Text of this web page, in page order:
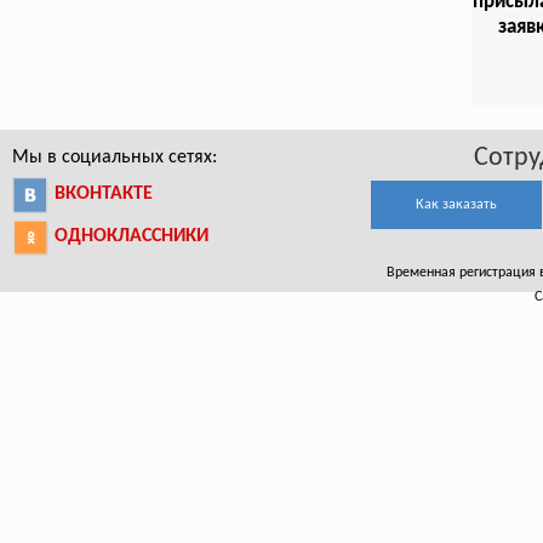
Мы в социальных сетях:
ВКОНТАКТЕ
ОДНОКЛАССНИКИ
Как заказать
Временная регистрация